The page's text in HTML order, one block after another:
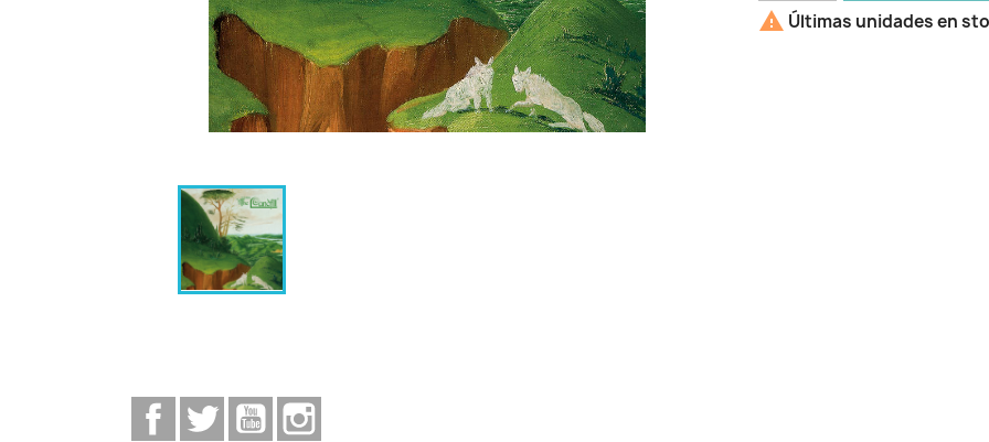
 Últimas unidades en
FacebookTwitterYouTube